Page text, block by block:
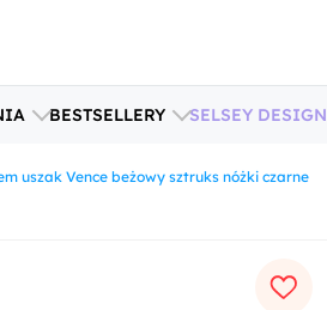
BESTSELLERY SELSEY DESIGN
uszak Vence beżowy sztruks nóżki czarne